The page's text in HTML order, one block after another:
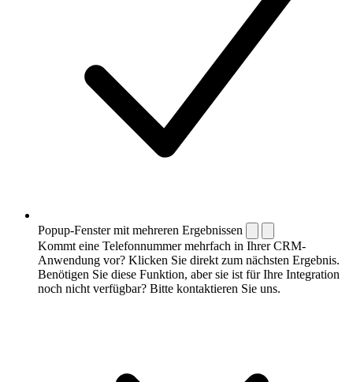
Popup-Fenster mit mehreren Ergebnissen
Kommt eine Telefonnummer mehrfach in Ihrer CRM-
Anwendung vor? Klicken Sie direkt zum nächsten Ergebnis.
Benötigen Sie diese Funktion, aber sie ist für Ihre Integration
noch nicht verfügbar? Bitte kontaktieren Sie uns.